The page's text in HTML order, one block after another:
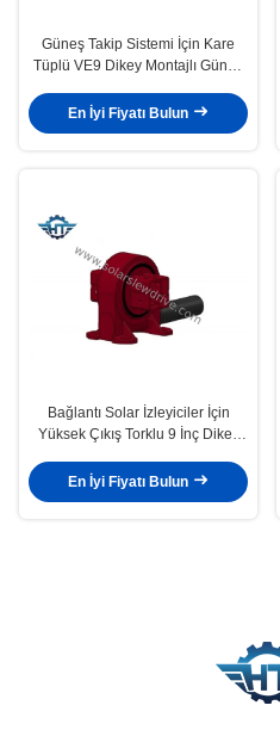
Güneş Takip Sistemi İçin Kare
Tüplü VE9 Dikey Montajlı Güneş
En İyi Fiyatı Bulun
Bağlantı Solar İzleyiciler İçin
Yüksek Çıkış Torklu 9 İnç Dikey
En İyi Fiyatı Bulun